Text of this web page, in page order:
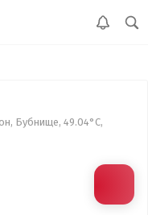
Бубнище, 49.04°С,